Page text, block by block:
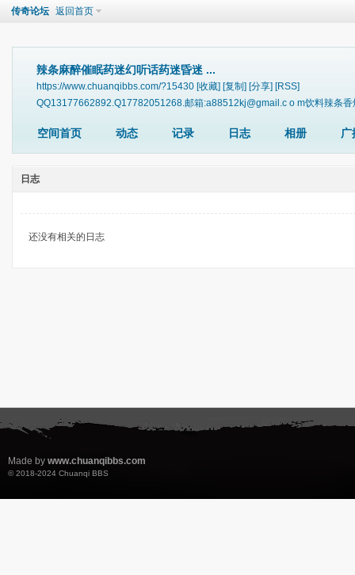
传奇论坛 返回首页
辣条麻醉催眠药迷幻听话药迷昏迷 ...
https://www.chuanqibbs.com/?15430 [收藏] [复制] [分享] [RSS]
QQ13177662892.Q17782051268.邮箱:a88512kj@gmail.c o m饮料辣条
空间首页 动态 记录 日志 相册 广
日志
还没有相关的日志
Made by www.chuanqibbs.com
© 2018-2024 Chuanqi BBS